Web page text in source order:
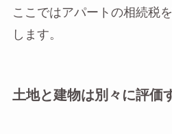
ここではアパートの相続税
します。
土地と建物は別々に評価